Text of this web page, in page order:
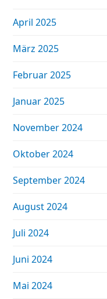
April 2025
März 2025
Februar 2025
Januar 2025
November 2024
Oktober 2024
September 2024
August 2024
Juli 2024
Juni 2024
Mai 2024